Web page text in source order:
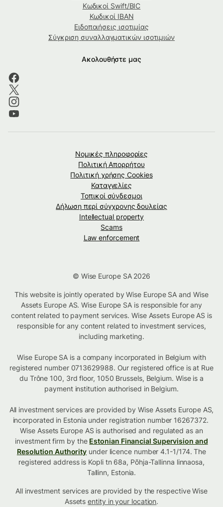
Κωδικοί Swift/BIC
Κωδικοί IBAN
Ειδοποιήσεις ισοτιμίας
Σύγκριση συναλλαγματικών ισοτιμιών
Ακολουθήστε μας
Νομικές πληροφορίες
Πολιτική Απορρήτου
Πολιτική χρήσης Cookies
Καταγγελίες
Τοπικοί σύνδεσμοι
Δήλωση περί σύγχρονης δουλείας
Intellectual property
Scams
Law enforcement
© Wise Europe SA 2026
This website is jointly operated by Wise Europe SA and Wise
Assets Europe AS. Wise Europe SA is responsible for any
content related to payment services. Wise Assets Europe AS is
responsible for any content related to investment services,
including marketing.
Wise Europe SA is a company incorporated in Belgium with
registered number 0713629988. Our registered office is at Rue
du Trône 100, 3rd floor, 1050 Brussels, Belgium. Wise is a
payment institution authorised in Belgium.
All investment services are provided by Wise Assets Europe AS,
incorporated in Estonia under registration number 16267372.
Wise Assets Europe AS is authorised and regulated as an
investment firm by the Estonian Financial Supervision and
Resolution Authority under licence number 4.1-1/174. The
registered address is Kopli tn 68a, Põhja-Tallinna linnaosa,
Tallinn, Estonia.
All investment services are provided by the respective Wise
Assetsentity in your location.